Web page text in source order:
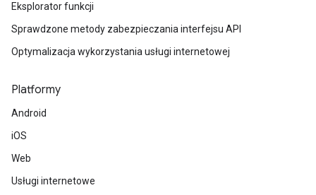
Eksplorator funkcji
Sprawdzone metody zabezpieczania interfejsu API
Optymalizacja wykorzystania usługi internetowej
Platformy
Android
iOS
Web
Usługi internetowe